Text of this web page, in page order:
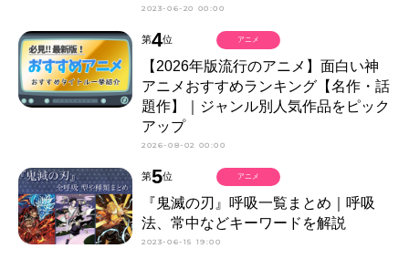
2023-06-20 00:00
第4位
【2026年版流行のアニメ】面白い神
アニメおすすめランキング【名作・話
題作】｜ジャンル別人気作品をピック
アップ
2026-08-02 00:00
アニメ
第5位
『鬼滅の刃』呼吸一覧まとめ｜呼吸
法、常中などキーワードを解説
2023-06-15 19:00
アニメ